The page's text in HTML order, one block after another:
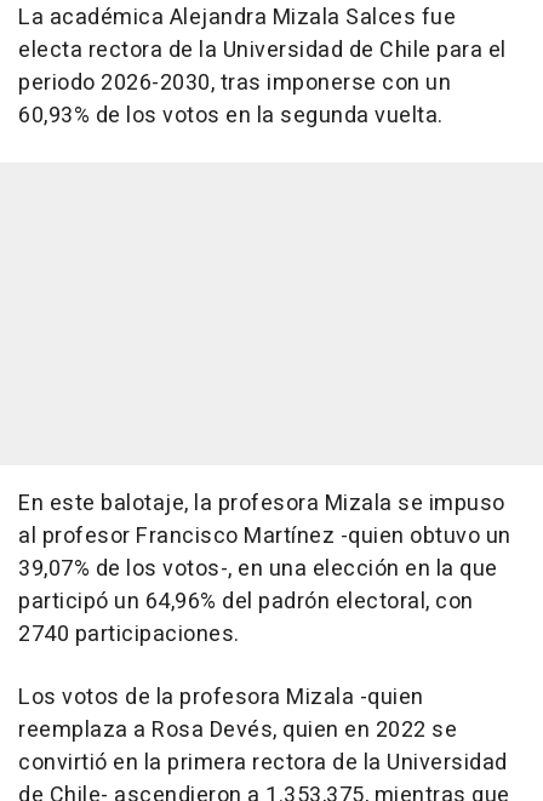
La académica Alejandra Mizala Salces fue
electa rectora de la Universidad de Chile para el
periodo 2026-2030, tras imponerse con un
60,93% de los votos en la segunda vuelta.
En este balotaje, la profesora Mizala se impuso
al profesor Francisco Martínez -quien obtuvo un
39,07% de los votos-, en una elección en la que
participó un 64,96% del padrón electoral, con
2740 participaciones.
Los votos de la profesora Mizala -quien
reemplaza a Rosa Devés, quien en 2022 se
convirtió en la primera rectora de la Universidad